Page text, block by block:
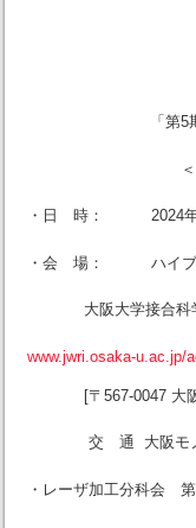
塑性加
レーザ加工
「第5期（2024
＜対面＋Web
・日 時： 2024年5
・会 場： ハイブリ
大阪大学接合科学
www.jwri.osaka-u.ac.jp/
[〒567-0047 大阪
交 通 大阪モノレ
・レーザ加工分科会